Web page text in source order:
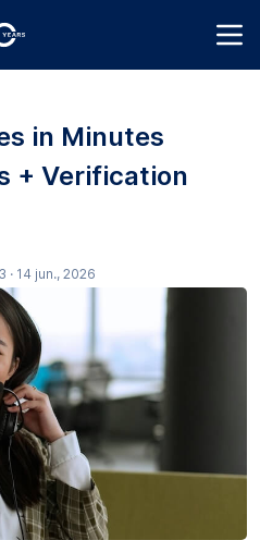
in Minutes
+ Verification
· 14 jun., 2026